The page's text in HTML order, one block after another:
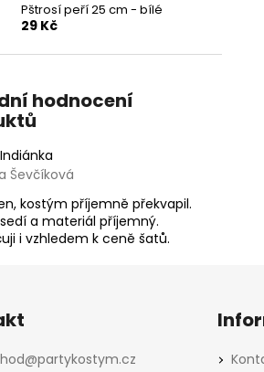
Pštrosí peří 25 cm - bílé
29 Kč
hodnocení
produktu je 5 z 5 hvězdiček.
Ševčíková
kostým příjemně překvapil.
a materiál příjemný.
i vzhledem k ceně šatů.
@partykostym.cz